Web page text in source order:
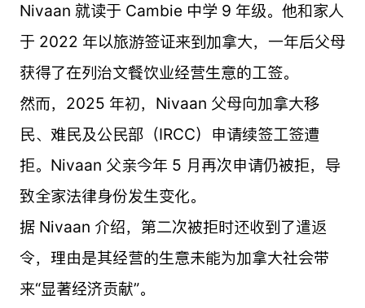
Nivaan 就读于 Cambie 中学 9 年级。他和家人
于 2022 年以旅游签证来到加拿大，一年后父母
获得了在列治文餐饮业经营生意的工签。
然而，2025 年初，Nivaan 父母向加拿大移
民、难民及公民部（IRCC）申请续签工签遭
拒。Nivaan 父亲今年 5 月再次申请仍被拒，导
致全家法律身份发生变化。
据 Nivaan 介绍，第二次被拒时还收到了遣返
令，理由是其经营的生意未能为加拿大社会带
来“显著经济贡献”。